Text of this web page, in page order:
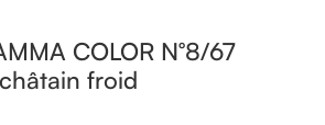
COLOR N°8/67
froid